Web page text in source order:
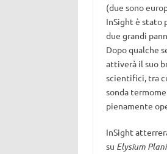
(due sono
InSight è stato
due grandi
Dopo qualche
attiverà il suo
scientifici, tra
sonda
pienamente
InSight
su Elysium